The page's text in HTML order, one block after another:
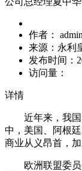
作者：
admin
来源： 永利
发布时间：
访问量：
详情
近年来，我国
中，美国、阿根
商业从义昂首，
欧洲联盟委员